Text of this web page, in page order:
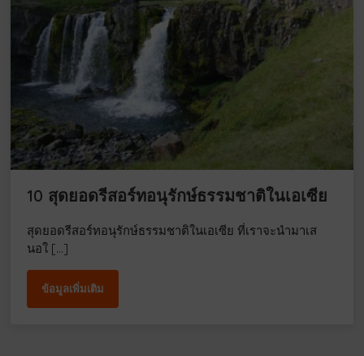
10 สุดยอดรีสอร์ทอนุรักษ์ธรรมชาติในเอเซีย
สุดยอดรีสอร์ทอนุรักษ์ธรรมชาติในเอเซีย ที่เราจะนำมาเส
นอใ […]
ข้อมูลเพิ่มเติม